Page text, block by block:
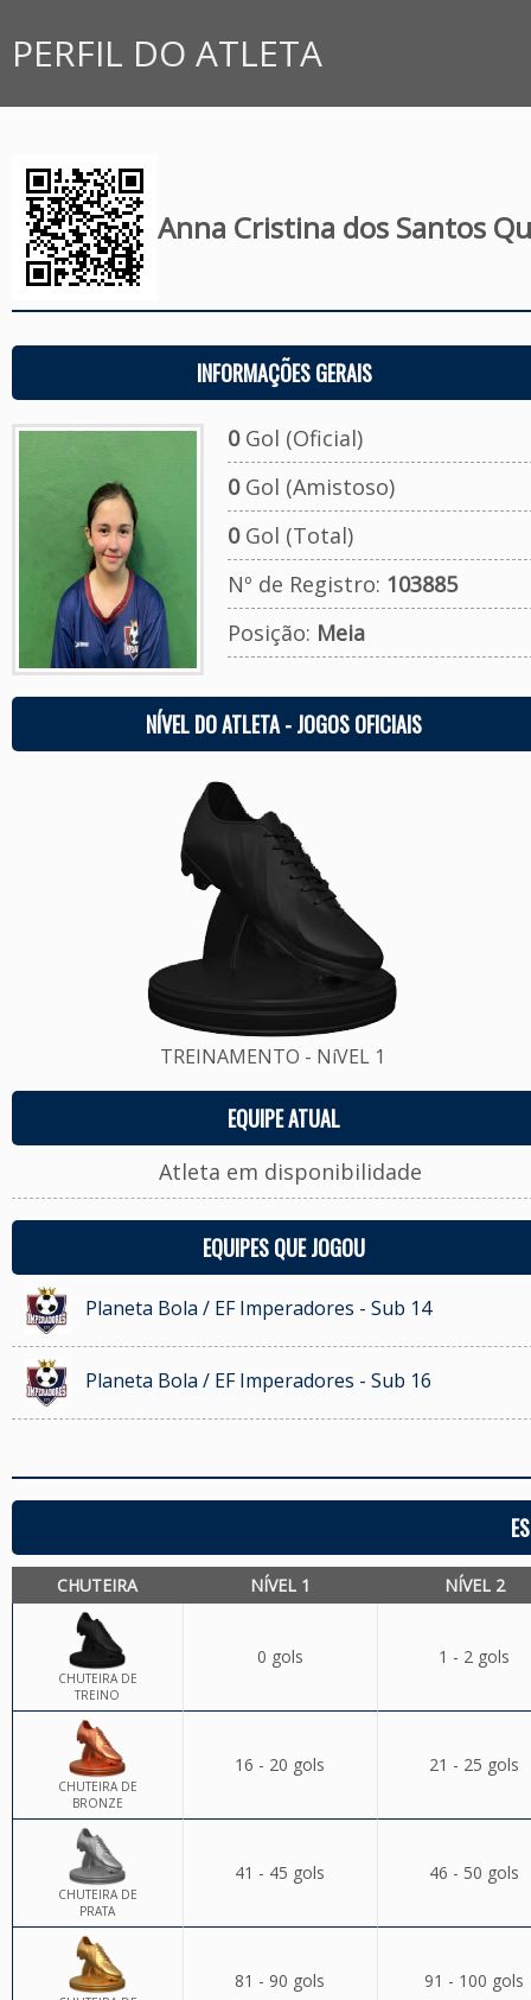
PERFIL DO ATLETA
Anna Cristina dos Santos
INFORMAÇÕES GERAIS
0Gol (Oficial)
0Gol (Amistoso)
0Gol (Total)
Nº de Registro: 103885
Posição: Meia
NÍVEL DO ATLETA - JOGOS OFICIAIS
TREINAMENTO - NíVEL 1
EQUIPE ATUAL
Atleta em disponibilidade
EQUIPES QUE JOGOU
Planeta Bola / EF Imperadores - Sub 14
Planeta Bola / EF Imperadores - Sub 16
CHUTEIRA NÍVEL 1 NÍVEL 2
CHUTEIRA DE
TREINO
0 gols 1 - 2 gols
CHUTEIRA DE
BRONZE
16 - 20 gols 21 - 25 gols
CHUTEIRA DE
PRATA
41 - 45 gols 46 - 50 gols
81 - 90 gols 91 - 100 gols